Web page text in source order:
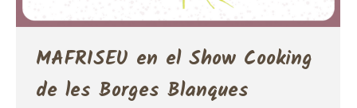
MAFRISEU en el Show Cooking
de les Borges Blanques